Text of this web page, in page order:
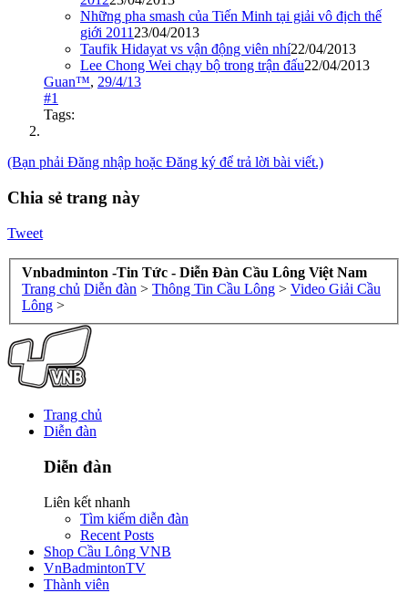
Những pha smash của Tiến Minh tại giải vô địch thế
giới 2011 23/04/2013
Taufik Hidayat vs vận động viên nhí22/04/2013
Lee Chong Wei chạy bộ trong trận đấu22/04/2013
Guan™, 29/4/13
#1
Tags:
(Bạn phải Đăng nhập hoặc Đăng ký để trả lời bài viết.)
Chia sẻ trang này
Tweet
Vnbadminton -Tin Tức - Diễn Đàn Cầu Lông Việt Nam
Trang chủ Diễn đàn > Thông Tin Cầu Lông > Video Giải Cầu
Lông >
Trang chủ
Diễn đàn
Diễn đàn
Liên kết nhanh
Tìm kiếm diễn đàn
Recent Posts
Shop Cầu Lông VNB
VnBadmintonTV
Thành viên